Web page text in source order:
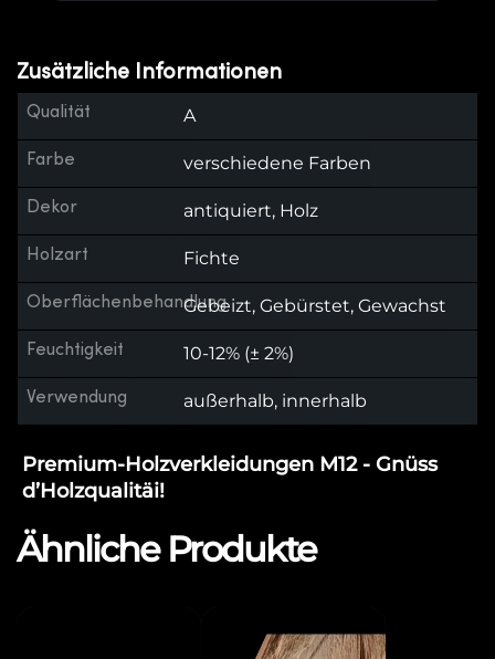
Zusätzliche Informationen
Qualität A
Farbe verschiedene Farben
Dekor antiquiert, Holz
Holzart Fichte
OberflächenbehandlungGebeizt, Gebürstet, Gewachst
Feuchtigkeit 10-12% (± 2%)
Verwendung außerhalb, innerhalb
Premium-Holzverkleidungen M12 - Gnüss
d’Holzqualitäi!
Ähnliche Produkte